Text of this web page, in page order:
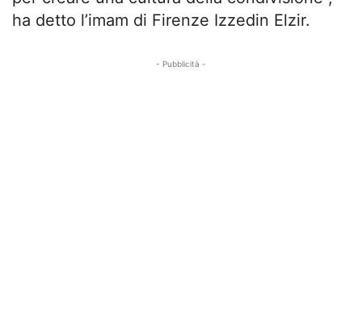
ha detto l’imam di Firenze Izzedin Elzir.
- Pubblicità -